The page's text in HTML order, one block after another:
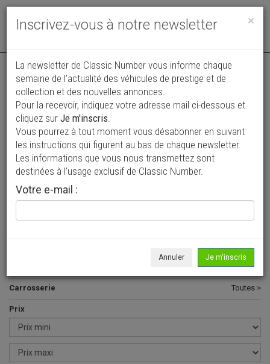
Toggle
Vos annonces vues par
plus de 4 millions de collectionneurs
Ajouter une annonce
> Rechercher un véhicule
Tous >
Carrosserie Toutes >
Prix
×
Inscrivez-vous à notre newsletter
La newsletter de Classic Number vous informe chaque
semaine de l’actualité des véhicules de prestige et de
collection et des nouvelles annonces.
Pour la recevoir, indiquez votre adresse mail ci-dessous et
cliquez sur Je m'inscris.
Vous pourrez à tout moment vous désabonner en suivant
les instructions qui figurent au bas de chaque newsletter.
Les informations que vous nous transmettez sont
destinées à l’usage exclusif de Classic Number.
Votre e-mail :
Annuler Je m'inscris